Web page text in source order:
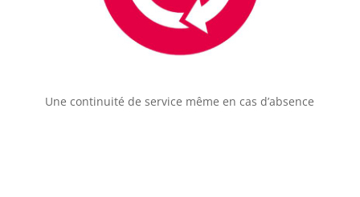
Une continuité de service même en cas d’absence